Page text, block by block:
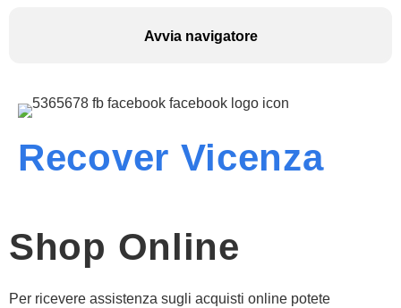
Avvia navigatore
Recover Vicenza
Shop Online
Per ricevere assistenza sugli acquisti online potete